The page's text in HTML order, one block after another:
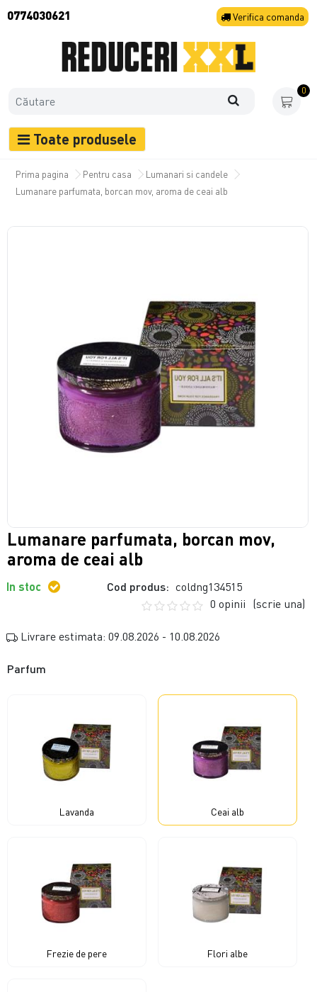
0774030621 Verifica comanda
0
Toate produsele
Prima pagina Pentru casa
Lumanari si candele
Lumanare parfumata, borcan mov, aroma de ceai alb
Lumanare parfumata, borcan mov,
aroma de ceai alb
In stoc Cod produs: coldng134515
0 opinii (scrie una)
Livrare estimata: 09.08.2026 - 10.08.2026
Parfum
Lavanda Ceai alb
Frezie de pere Flori albe